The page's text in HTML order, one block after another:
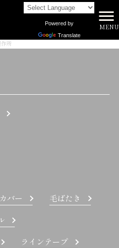
Powered by
Translate
MENU
所
バー
毛ばたき
ラインテープ